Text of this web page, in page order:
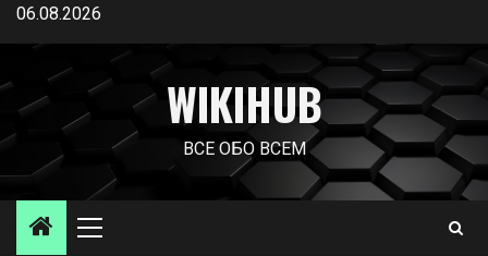
Перейти
содержимому
06.08.2026
WIKIHUB
ВСЕ ОБО ВСЕМ
Основное